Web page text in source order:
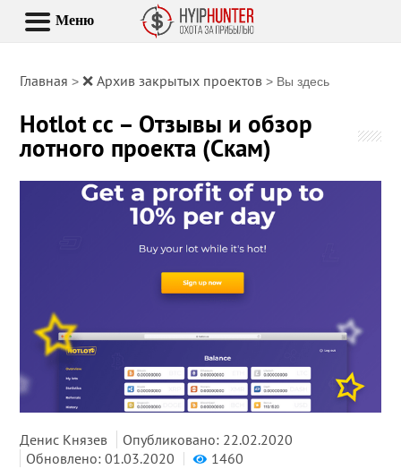
Главная >❌ Архив закрытых проектов > Вы здесь
Hotlot cc – Отзывы и обзор
лотного проекта (Скам)
Денис Князев
Опубликовано: 22.02.2020
Обновлено: 01.03.2020
1460
Меню